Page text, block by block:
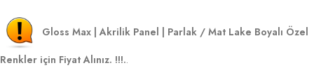
Gloss Max | Akrilik Panel | Parlak / Mat Lake Boyalı Özel
Renkler için Fiyat Alınız. !!!..